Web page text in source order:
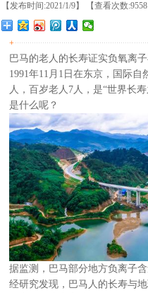
【发布时间:2021/1/9】 【查看次数:9558
+
巴马的老人的长寿证实负氧离
1991年11月1日在东京，国际
人，百岁老人7人，是“世界长
是什么呢？
据监测，巴马部分地方负离子
经研究发现，巴马人的长寿与